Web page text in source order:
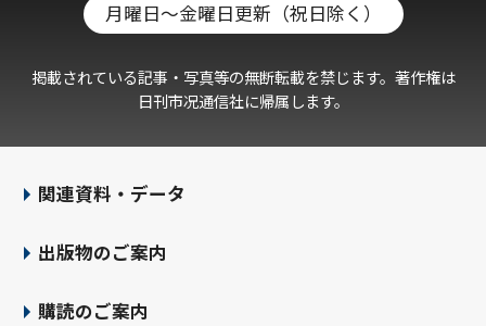
月曜日～金曜日更新（祝日除く）
掲載されている記事・写真等の無断転載を禁じます。著作権は
日刊市况通信社に帰属します。
関連資料・データ
出版物のご案内
購読のご案内